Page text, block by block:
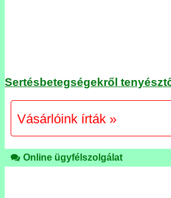
Sertésbetegségekről
Vásárlóink írták »
Online ügyfélszolgálat